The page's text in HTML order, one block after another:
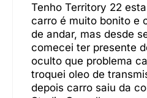
Tenho Territory 22
carro é muito bonito e
de andar, mas desde
comecei ter presente
oculto que problema
troquei oleo de
depois carro saiu da